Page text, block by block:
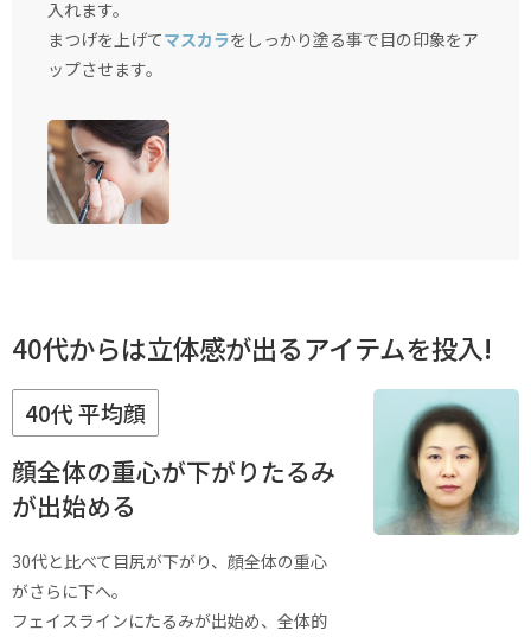
入れます。
まつげを上げてマスカラをしっかり塗る事で目の印象をア
ップさせます。
40代からは立体感が出るアイテムを投入!
40代 平均顔
顔全体の重心が下がりたるみ
が出始める
30代と比べて目尻が下がり、顔全体の重心
がさらに下へ。
フェイスラインにたるみが出始め、全体的